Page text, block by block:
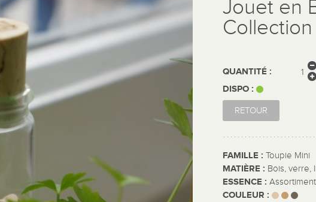
Jouet en
Collection
QUANTITÉ :
DISPO :
RETOUR
FAMILLE :Toupie Mini
MATIÈRE : Bois, verre,
ESSENCE :Assortiment
COULEUR :